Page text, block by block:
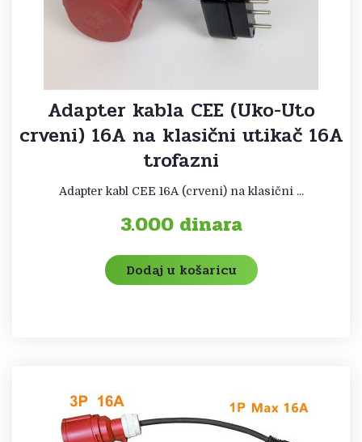
Adapter kabla CEE (Uko-Uto
crveni) 16A na klasični utikač 16A
trofazni
Adapter kabl CEE 16A (crveni) na klasični ...
3.000 dinara
Dodaj u košaricu